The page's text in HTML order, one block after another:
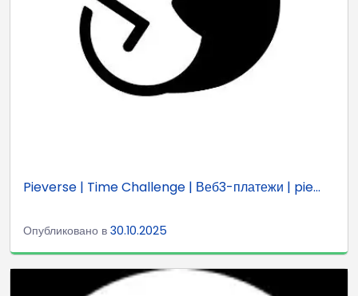
Pieverse | Time Challenge | Веб3-платежи | pie...
Опубликовано в 30.10.2025